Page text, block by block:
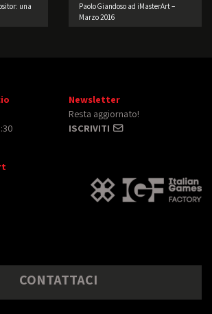
una
Paolo Giandoso ad iMasterArt –
Marzo 2016
Newsletter
Resta aggiornato!
ISCRIVITI
CONTATTACI